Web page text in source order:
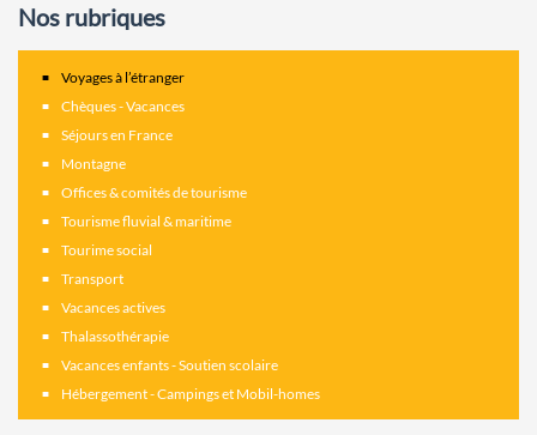
Nos rubriques
Voyages à l’étranger
Chèques - Vacances
Séjours en France
Montagne
Offices & comités de tourisme
Tourisme fluvial & maritime
Tourime social
Transport
Vacances actives
Thalassothérapie
Vacances enfants - Soutien scolaire
Hébergement - Campings et Mobil-homes